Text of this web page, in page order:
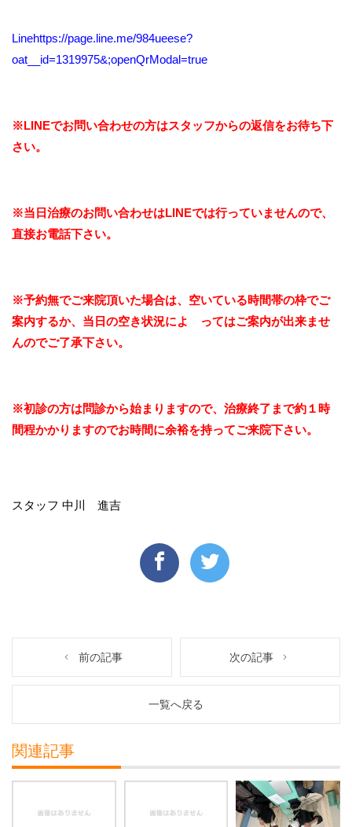
Linehttps://page.line.me/984ueese?
oat__id=1319975&;openQrModal=true
※LINEでお問い合わせの方はスタッフからの返信をお待ち下
さい。
※当日治療のお問い合わせはLINEでは行っていませんので、
直接お電話下さい。
※予約無でご来院頂いた場合は、空いている時間帯の枠でご
案内するか、当日の空き状況によ ってはご案内が出来ませ
んのでご了承下さい。
※初診の方は問診から始まりますので、治療終了まで約１時
間程かかりますのでお時間に余裕を持ってご来院下さい。
スタッフ 中川 進吉
前の記事 次の記事
一覧へ戻る
関連記事